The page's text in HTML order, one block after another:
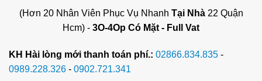
(Hơn 20 Nhân Viên Phục Vụ Nhanh Tại Nhà22 Quận
Hcm) - 3O-4Op Có Mặt - Full Vat
KH Hài lòng mới thanh toán phí.: 02866.834.835 -
0989.228.326 - 0902.721.341